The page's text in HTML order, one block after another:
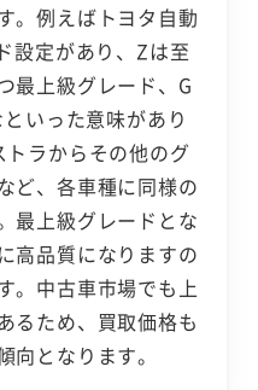
。例えばトヨタ自動
設定があり、Zは至
最上級グレード、G
いった意味があり
ラからその他のグ
ど、各車種に同様の
最上級グレードとな
高品質になりますの
。中古車市場でも上
るため、買取価格も
向となります。